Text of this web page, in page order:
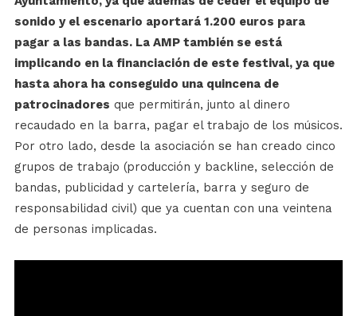
sonido y el escenario aportará 1.200 euros para
pagar a las bandas. La AMP también se está
implicando en la financiación de este festival, ya que
hasta ahora ha conseguido una quincena de
patrocinadores que permitirán, junto al dinero
recaudado en la barra, pagar el trabajo de los músicos.
Por otro lado, desde la asociación se han creado cinco
grupos de trabajo (producción y backline, selección de
bandas, publicidad y cartelería, barra y seguro de
responsabilidad civil) que ya cuentan con una veintena
de personas implicadas.